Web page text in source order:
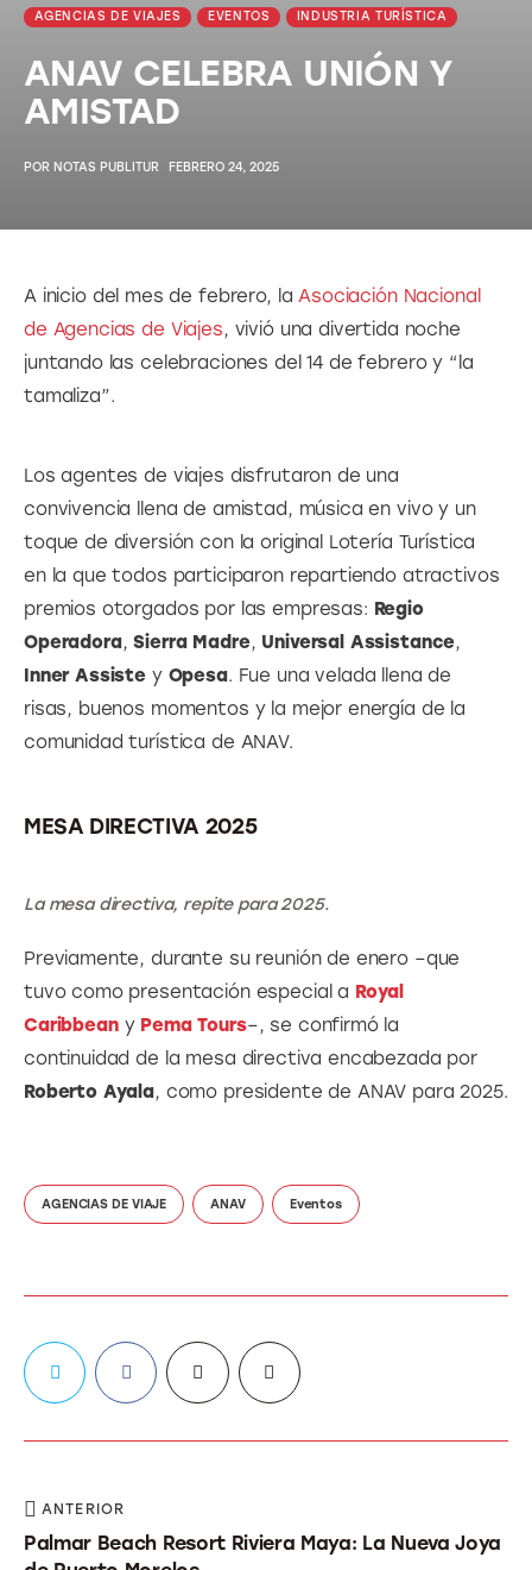
AGENCIAS DE VIAJES EVENTOS INDUSTRIA TURÍSTICA
ANAV CELEBRA UNIÓN Y
AMISTAD
POR NOTAS PUBLITUR FEBRERO 24, 2025
A inicio del mes de febrero, la Asociación Nacional
de Agencias de Viajes, vivió una divertida noche
juntando las celebraciones del 14 de febrero y “la
tamaliza”.
Los agentes de viajes disfrutaron de una
convivencia llena de amistad, música en vivo y un
toque de diversión con la original Lotería Turística
en la que todos participaron repartiendo atractivos
premios otorgados por las empresas: Regio
Operadora, Sierra Madre, Universal Assistance,
Inner Assiste y Opesa. Fue una velada llena de
risas, buenos momentos y la mejor energía de la
comunidad turística de ANAV.
MESA DIRECTIVA 2025
La mesa directiva, repite para 2025.
Previamente, durante su reunión de enero –que
tuvo como presentación especial a Royal
Caribbean y Pema Tours–, se confirmó la
continuidad de la mesa directiva encabezada por
Roberto Ayala, como presidente de ANAV para 2025.
AGENCIAS DE VIAJE ANAV Eventos
ANTERIOR
Palmar Beach Resort Riviera Maya: La Nueva Joya